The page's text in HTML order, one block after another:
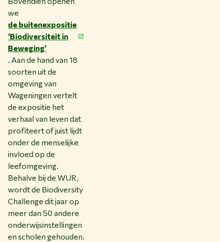
we
de buitenexpositie
‘Biodiversiteit in
Beweging’
. Aan de hand van 18
soorten uit de
omgeving van
Wageningen vertelt
de expositie het
verhaal van leven dat
profiteert of juist lijdt
onder de menselijke
invloed op de
leefomgeving.
Behalve bij de WUR,
wordt de Biodiversity
Challenge dit jaar op
meer dan 50 andere
onderwijsinstellingen
en scholen gehouden.